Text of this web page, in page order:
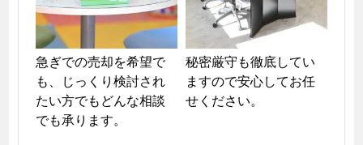
急ぎでの売却を希望で
も、じっくり検討され
たい方でもどんな相談
でも承ります。
秘密厳守も徹底してい
ますので安心してお任
せください。